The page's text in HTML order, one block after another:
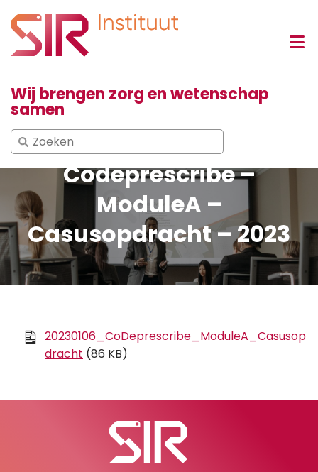
Wij brengen zorg en wetenschap
samen
Search
for:
Codeprescribe –
ModuleA –
Casusopdracht – 2023
20230106_CoDeprescribe_ModuleA_Casusop
dracht (86 KB)